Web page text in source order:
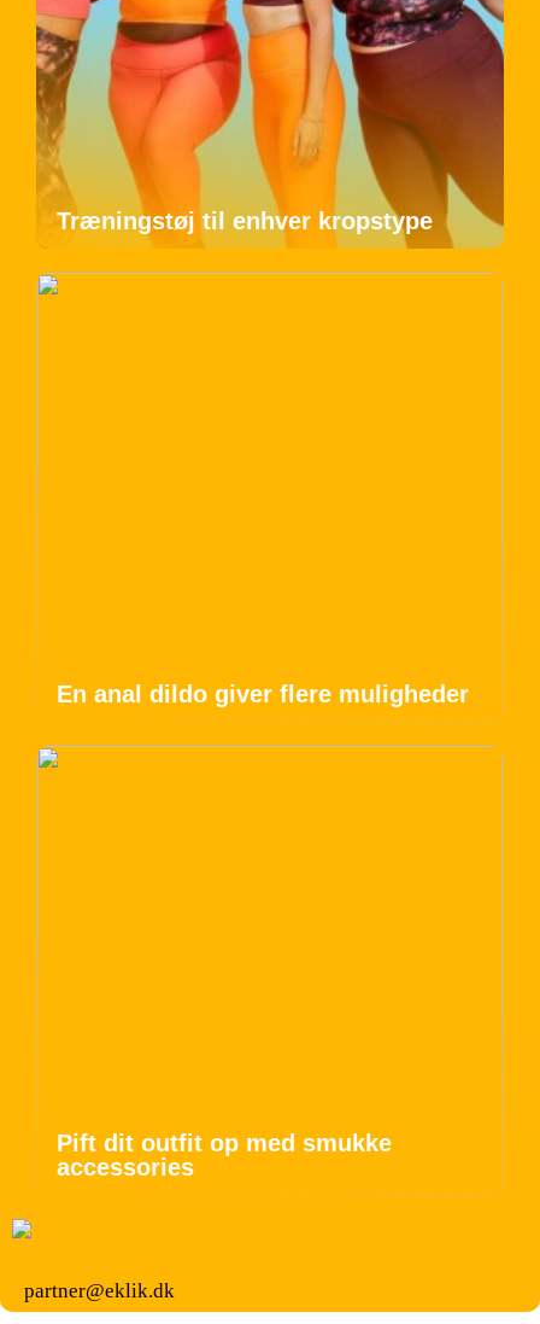
Træningstøj til enhver kropstype
En anal dildo giver flere muligheder
Pift dit outfit op med smukke
accessories
partner@eklik.dk